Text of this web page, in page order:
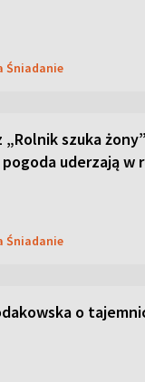
Śniadanie
„Rolnik szuka
uderzają w
Śniadanie
o